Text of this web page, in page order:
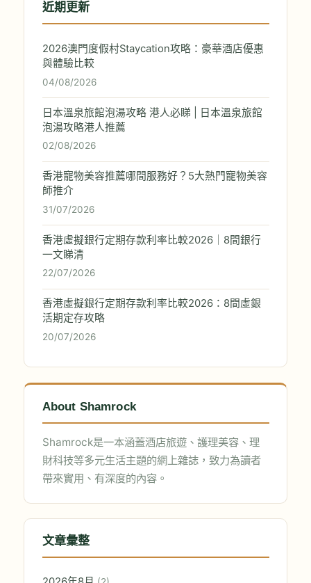
近期更新
2026澳門度假村Staycation攻略：豪華酒店優惠
與體驗比較
04/08/2026
日本溫泉旅館泡湯攻略 港人必睇 | 日本溫泉旅館
泡湯攻略港人推薦
02/08/2026
香港寵物美容推薦哪間服務好？5大熱門寵物美容
師推介
31/07/2026
香港虛擬銀行定期存款利率比較2026｜8間銀行
一文睇清
22/07/2026
香港虛擬銀行定期存款利率比較2026：8間虛銀
活期定存攻略
20/07/2026
About Shamrock
Shamrock是一本涵蓋酒店旅遊、護理美容、理
財科技等多元生活主題的網上雜誌，致力為讀者
帶來實用、有深度的內容。
文章彙整